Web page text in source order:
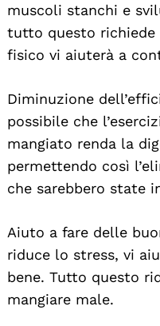
muscoli stanchi e
tutto questo richiede
fisico vi aiuterà a
Diminuzione
possibile che
mangiato renda la
permettendo così
che sarebbero state
Aiuto a fare delle
riduce lo stress, vi
bene. Tutto questo
mangiare male.